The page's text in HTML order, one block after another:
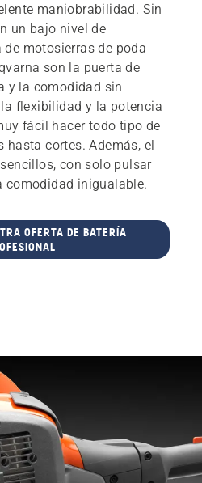
maniobrabilidad. Sin
un bajo nivel de
motosierras de poda
son la puerta de
y la comodidad sin
flexibilidad y la potencia
fácil hacer todo tipo de
hasta cortes. Además, el
con solo pulsar
comodidad inigualable.
OFERTA DE BATERÍA